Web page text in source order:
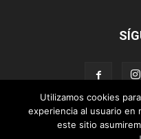
Aviso Legal
Utilizamos cookies
experiencia al usuario en
este sitio